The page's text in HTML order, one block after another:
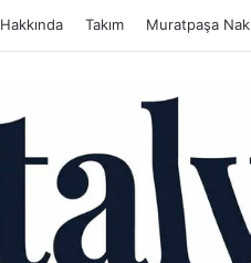
Hakkında Takım Muratpaşa